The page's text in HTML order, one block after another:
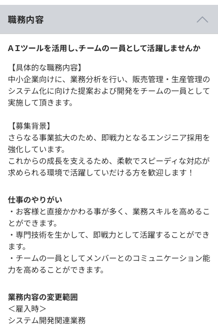
職務内容
ＡＩツールを活用し、チームの一員として活躍しませんか
【具体的な職務内容】
中小企業向けに、業務分析を行い、販売管理・生産管理の
システム化に向けた提案および開発をチームの一員として
実施して頂きます。
【募集背景】
さらなる事業拡大のため、即戦力となるエンジニア採用を
強化しています。
これからの成長を支えるため、柔軟でスピーディな対応が
求められる環境で活躍していだける方を歓迎します！
仕事のやりがい
・お客様と直接かかわる事が多く、業務スキルを高めるこ
とができます。
・専門技術を生かして、即戦力として活躍することができ
ます。
・チームの一員としてメンバーとのコミュニケーション能
力を高めることができます。
業務内容の変更範囲
＜雇入時＞
システム開発関連業務